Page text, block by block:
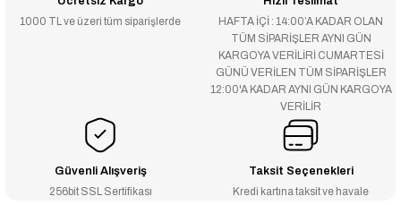
1000 TL ve üzeri tüm siparişlerde
HAFTA İÇİ : 14:00’A KADAR OLAN
TÜM SİPARİŞLER AYNI GÜN
KARGOYA VERİLİRİ CUMARTESİ
GÜNÜ VERİLEN TÜM SİPARİŞLER
12:00'A KADAR AYNI GÜN KARGOYA
VERİLİR
Güvenli Alışveriş
256bit SSL Sertifikası
Taksit Seçenekleri
Kredi kartına taksit ve havale